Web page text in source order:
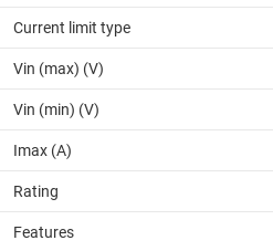
Current limit type
Vin (max) (V)
Vin (min) (V)
Imax (A)
Rating
Features